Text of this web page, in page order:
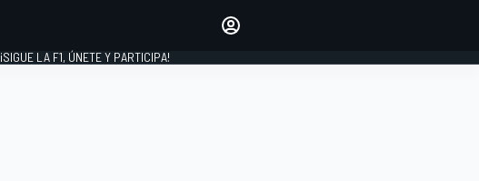
¡SIGUE LA F1, ÚNETE Y PARTICIPA!